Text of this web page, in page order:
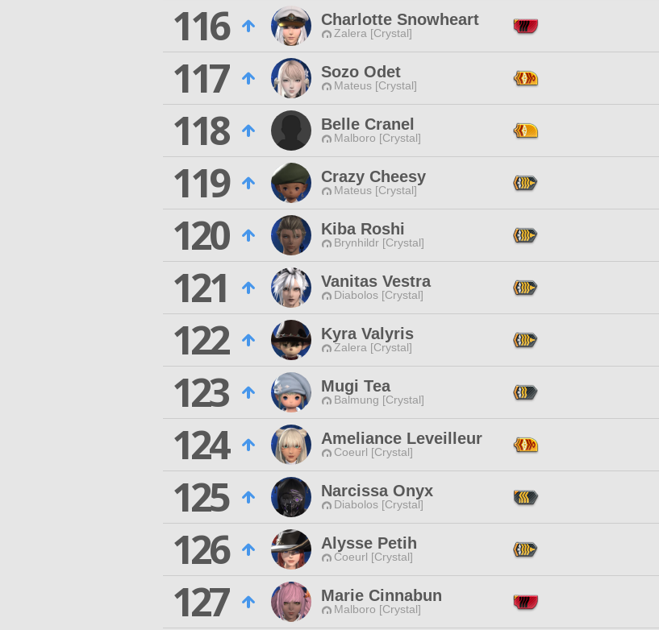
116
Charlotte Snowheart
Zalera [Crystal]
117
Sozo Odet
Mateus [Crystal]
118
Belle Cranel
Malboro [Crystal]
119
Crazy Cheesy
Mateus [Crystal]
120
Kiba Roshi
Brynhildr [Crystal]
121
Vanitas Vestra
Diabolos [Crystal]
122
Kyra Valyris
Zalera [Crystal]
123
Mugi Tea
Balmung [Crystal]
124
Ameliance Leveilleur
Coeurl [Crystal]
125
Narcissa Onyx
Diabolos [Crystal]
126
Alysse Petih
Coeurl [Crystal]
127
Marie Cinnabun
Malboro [Crystal]